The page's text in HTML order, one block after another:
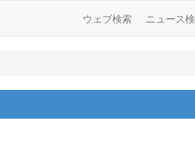
ウェブ検索 ニュース